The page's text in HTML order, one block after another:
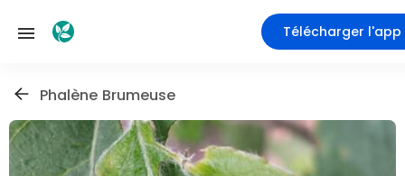
Télécharger l'app
Phalène Brumeuse